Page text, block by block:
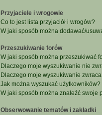
Przyjaciele i wrogowie
Co to jest lista przyjaciół i wrogów?
W jaki sposób można dodawać/
Przeszukiwanie forów
W jaki sposób można przeszukiwać
Dlaczego moje wyszukiwanie nie
Dlaczego moje wyszukiwanie
Jak można wyszukać użytkowników?
W jaki sposób można znaleźć swoje
Obserwowanie tematów i zakładki